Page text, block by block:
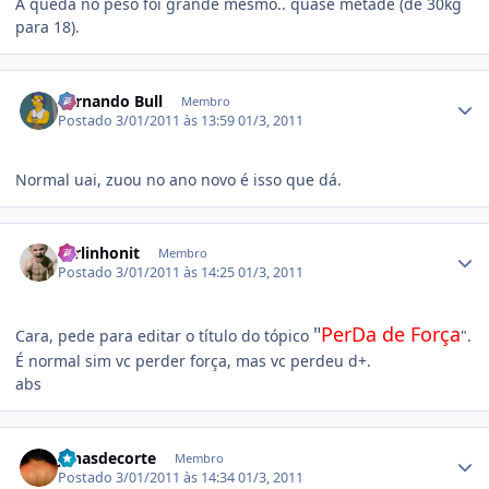
A queda no peso foi grande mesmo.. quase metade (de 30kg
para 18).
Fernando Bull Membro
Postado3/01/2011 às 13:5901/3, 2011
Normal uai, zuou no ano novo é isso que dá.
carlinhonit Membro
Postado3/01/2011 às 14:2501/3, 2011
Cara, pede para editar o título do tópico "PerDa de Força".
É normal sim vc perder força, mas vc perdeu d+.
abs
jonasdecorte Membro
Postado3/01/2011 às 14:3401/3, 2011